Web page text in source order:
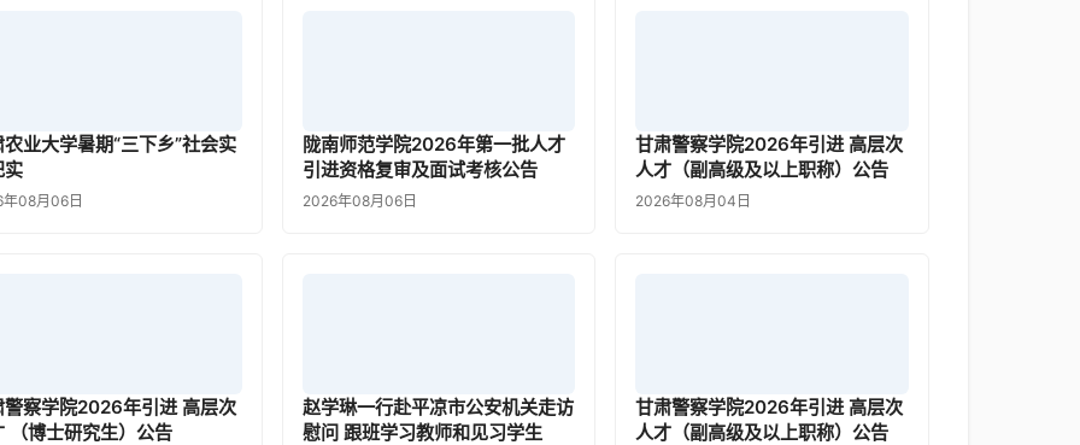
业大学暑期“三下乡”社会实
实
08月06日
陇南师范学院2026年第一批人才
引进资格复审及面试考核公告
2026年08月06日
甘肃警察学院2026年引进 高层次
人才（副高级及以上职称）公告
2026年08月04日
警察学院2026年引进 高层次
（博士研究生）公告
赵学琳一行赴平凉市公安机关走访
慰问 跟班学习教师和见习学生
甘肃警察学院2026年引进 高层次
人才（副高级及以上职称）公告